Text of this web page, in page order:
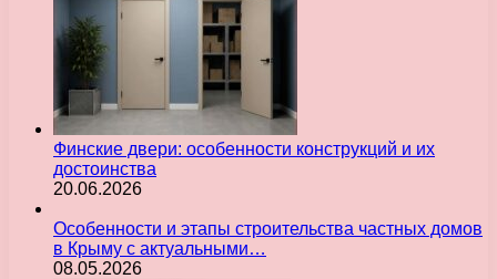
Финские двери: особенности конструкций и их
достоинства
20.06.2026
Особенности и этапы строительства частных домов
в Крыму с актуальными…
08.05.2026